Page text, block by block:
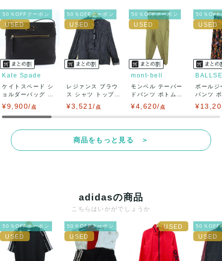
50％OFFクーポン
Kate Spade
ケイトスペード シ
ョルダーバッグ ナ
¥9,900/ 点
50％OFFクーポン
レジァンス ブラウ
ス シャツ トップス
¥3,521/ 点
50％OFFクーポン
mont-bell
モンベル テーパー
ドパンツ ボトムス
¥4,620/ 点
50％OFF
ボールジ
パンツ
商品をもっと見る ＞
adidasの商品
こちらはいかがでしょうか
50％OFFクーポン 50％OFFクーポン 50％OFF